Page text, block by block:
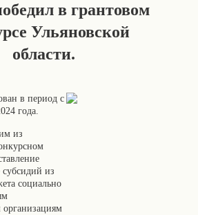
в грантовом
Ульяновской
области.
в период с
года.
из
из
социально